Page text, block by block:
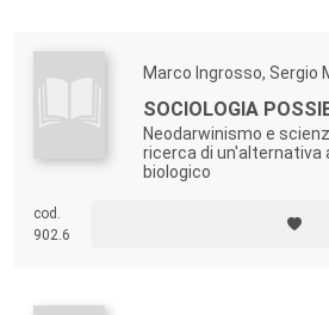
Marco Ingrosso, Sergio
SOCIOLOGIA
Neodarwinismo e
ricerca di un'alternativa
biologico
cod.
902.6